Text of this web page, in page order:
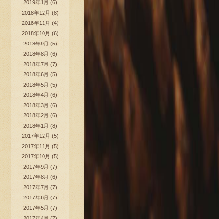
2019年1月 (6)
2018年12月 (8)
2018年11月 (4)
2018年10月 (6)
2018年9月 (5)
2018年8月 (6)
2018年7月 (7)
2018年6月 (5)
2018年5月 (5)
2018年4月 (6)
2018年3月 (6)
2018年2月 (6)
2018年1月 (8)
2017年12月 (5)
2017年11月 (5)
2017年10月 (5)
2017年9月 (7)
2017年8月 (6)
2017年7月 (7)
2017年6月 (7)
2017年5月 (7)